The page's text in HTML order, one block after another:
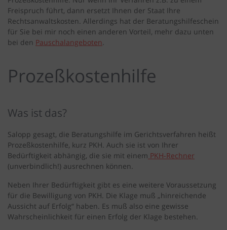
Freispruch führt, dann ersetzt Ihnen der Staat Ihre
Rechtsanwaltskosten. Allerdings hat der Beratungshilfeschein
für Sie bei mir noch einen anderen Vorteil, mehr dazu unten
bei den Pauschalangeboten.
Prozeßkostenhilfe
Was ist das?
Salopp gesagt, die Beratungshilfe im Gerichtsverfahren heißt
Prozeßkostenhilfe, kurz PKH. Auch sie ist von Ihrer
Bedürftigkeit abhängig, die sie mit einem PKH-Rechner
(unverbindlich!) ausrechnen können.
Neben Ihrer Bedürftigkeit gibt es eine weitere Voraussetzung
für die Bewilligung von PKH. Die Klage muß „hinreichende
Aussicht auf Erfolg“ haben. Es muß also eine gewisse
Wahrscheinlichkeit für einen Erfolg der Klage bestehen.